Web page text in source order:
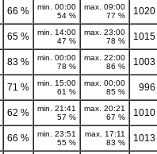
66 %
min. 00:00
54 %
max. 09:00
77 %
65 %
min. 14:00
47 %
max. 23:00
78 %
83 %
min. 00:00
78 %
max. 22:00
86 %
71 %
min. 15:00
61 %
max. 00:00
85 %
996
62 %
min. 21:41
57 %
max. 20:21
67 %
66 %
min. 23:51
55 %
max. 17:11
83 %